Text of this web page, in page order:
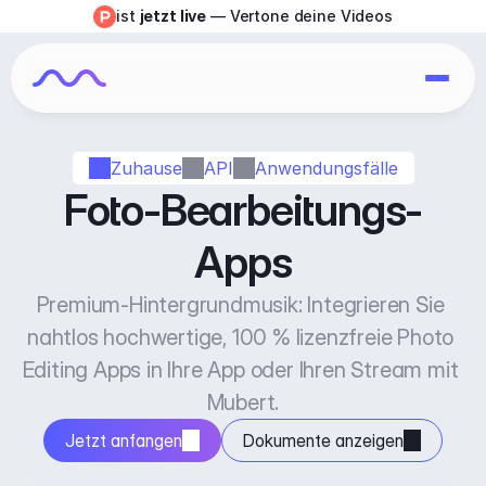
Zuhause API Anwendungsfälle
Foto-Bearbeitungs-
Apps
Premium-Hintergrundmusik: Integrieren Sie
nahtlos hochwertige, 100 % lizenzfreie Photo
Editing Apps in Ihre App oder Ihren Stream mit
Mubert.
Jetzt anfangen Dokumente anzeigen
ist jetzt live — Vertone deine Videos